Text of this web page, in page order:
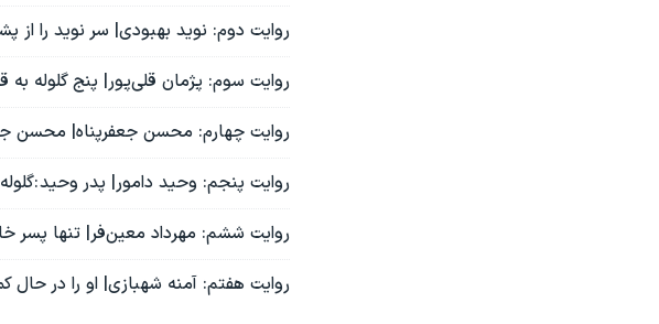
روایت دوم: نوید بهبودی| سر نوید را از
روایت سوم: پژمان قلی‌پور| پنج گلوله
روایت چهارم: محسن جعفرپناه| محسن
روایت پنجم: وحید دامور| پدر وحید
روایت ششم: مهرداد معین‌فر| تنها پسر
روایت هفتم: آمنه شهبازی| او را در